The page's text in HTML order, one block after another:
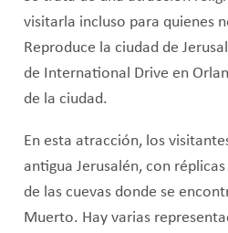
visitarla incluso para quienes
Reproduce la ciudad de
de International Drive en
de la ciudad.
En esta atracción, los
antigua Jerusalén, con
de las cuevas donde se
Muerto. Hay varias